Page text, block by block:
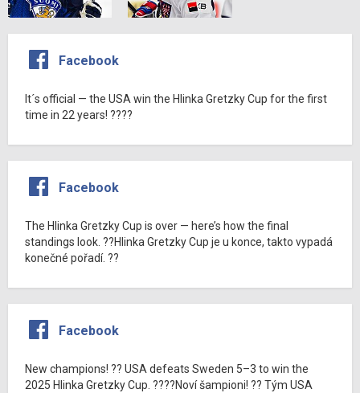
Facebook
It´s official — the USA win the Hlinka Gretzky Cup for the first
time in 22 years! ????
Facebook
The Hlinka Gretzky Cup is over — here’s how the final
standings look. ??Hlinka Gretzky Cup je u konce, takto vypadá
konečné pořadí. ??
Facebook
New champions! ?? USA defeats Sweden 5–3 to win the
2025 Hlinka Gretzky Cup. ????Noví šampioni! ?? Tým USA